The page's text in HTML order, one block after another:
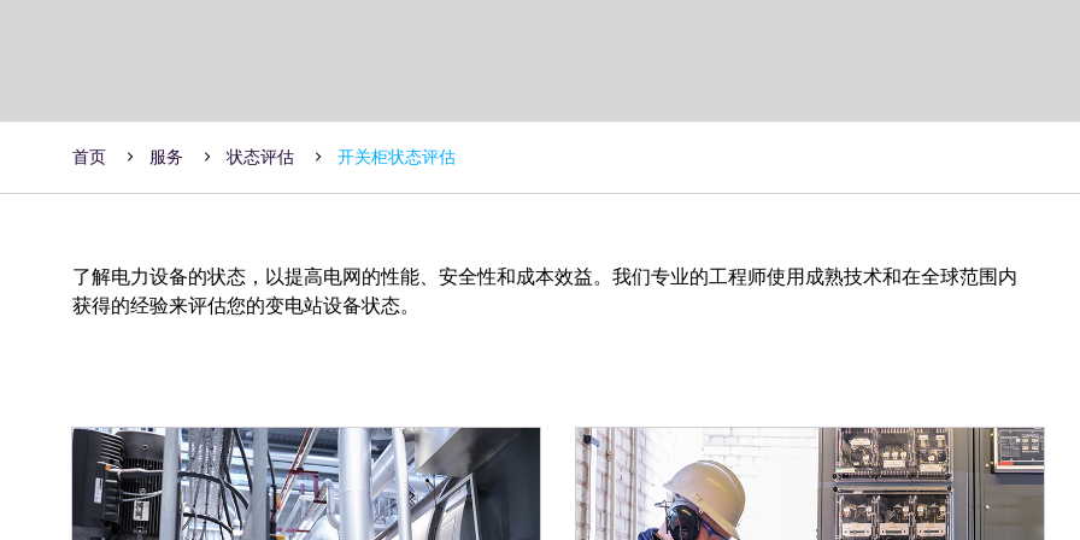
首页  服务  状态评估  开关柜状态评估
了解电力设备的状态，以提高电网的性能、安全性和成本效益。我们专业的工程师使用成熟技术和在全球范围内
获得的经验来评估您的变电站设备状态。